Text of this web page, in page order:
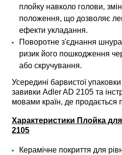
плойку навколо голови,
положення, що дозволяє
ефекти укладання.
Поворотне з'єднання
ризик його пошкодження
або скручування.
Усередині барвистої
завивки Adler AD 2105 та
мовами країн, де продається
Характеристики Плойка
2105
Керамічне покриття для